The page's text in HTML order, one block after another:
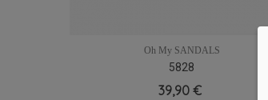
38 39
Oh My SANDALS
5828
39,90 €